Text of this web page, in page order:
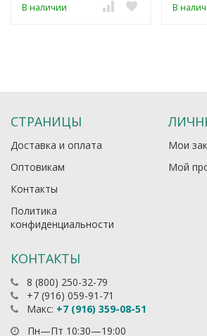
В наличии В
СТРАНИЦЫ
Доставка и оплата
Оптовикам
Контакты
Политика
конфиденциальности
Мои
Мой
КОНТАКТЫ
8 (800) 250-32-79
+7 (916) 059-91-71
Макс: +7 (916) 359-08-51
Пн—Пт 10:30—19:00